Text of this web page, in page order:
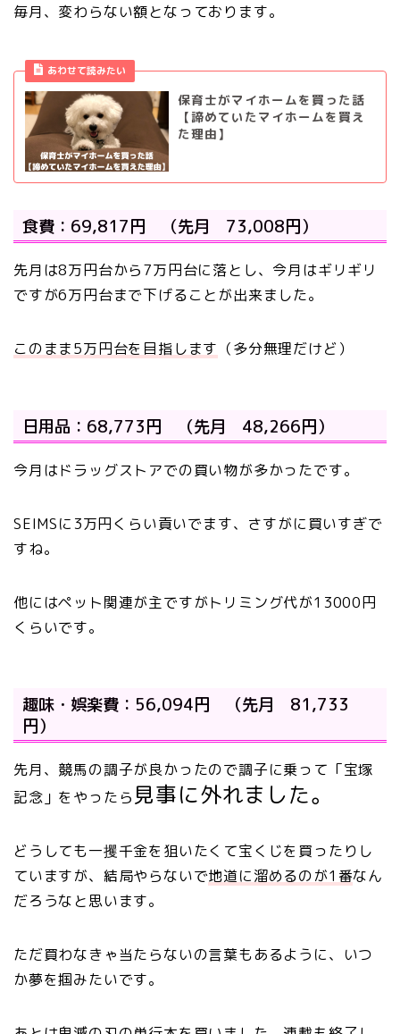
毎月、変わらない額となっております。
あわせて読みたい
保育士がマイホームを買った話
【諦めていたマイホームを買え
た理由】
食費：69,817円 （先月 73,008円）
先月は8万円台から7万円台に落とし、今月はギリギリ
ですが6万円台まで下げることが出来ました。
このまま5万円台を目指します （多分無理だけど）
日用品：68,773円 （先月 48,266円）
今月はドラッグストアでの買い物が多かったです。
SEIMSに3万円くらい貢いでます、さすがに買いすぎで
すね。
他にはペット関連が主ですがトリミング代が13000円
くらいです。
趣味・娯楽費：56,094円 （先月 81,733
円）
先月、競馬の調子が良かったので調子に乗って「宝塚
記念」をやったら見事に外れました。
どうしても一攫千金を狙いたくて宝くじを買ったりし
ていますが、結局やらないで地道に溜めるのが1番なん
だろうなと思います。
ただ買わなきゃ当たらないの言葉もあるように、いつ
か夢を掴みたいです。